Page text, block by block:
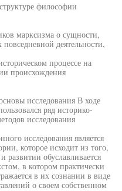
философии
марксизма о сущности,
деятельности,
процессе на
происхождения
исследования В ходе
ряд историко-
исследования
исследования является
которое исходит из того,
обуславливается
в котором практически
в их сознании в виде
о своем собственном